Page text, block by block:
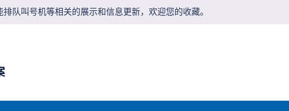
排队叫号机等相关的展示和信息更新，欢迎您的收藏。